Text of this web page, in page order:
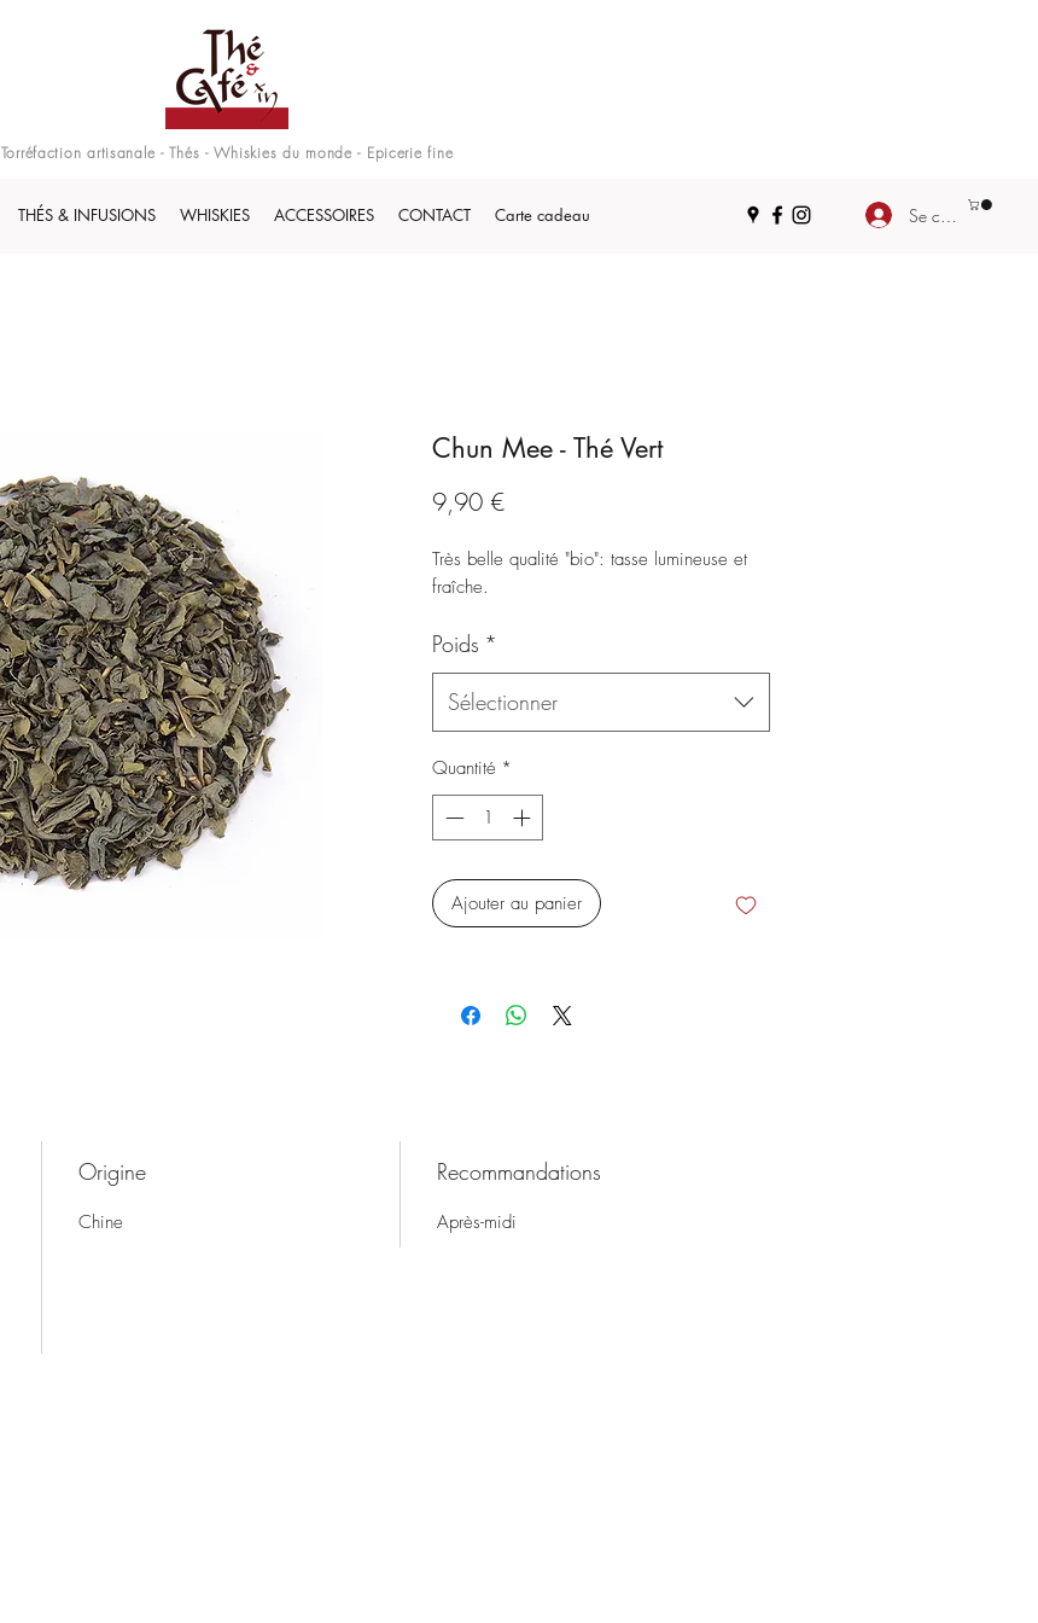
Torréfaction artisanale - Thés - Whiskies du monde - Epicerie fine
THÉS & INFUSIONS WHISKIES ACCESSOIRES CONTACT Carte cadeau Se connecter
Chun Mee - Thé Vert
9,90 €Prix
Très belle qualité "bio": tasse lumineuse et
fraîche.
Poids *
Sélectionner
Quantité *
Ajouter au panier
Origine
Chine
Recommandations
Après-midi